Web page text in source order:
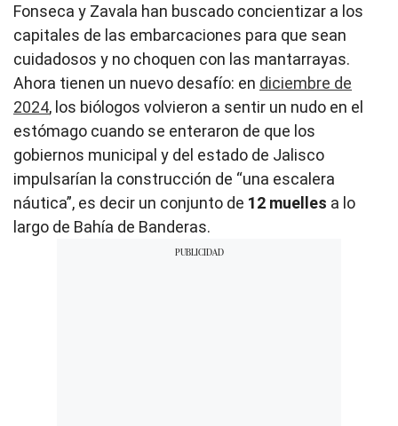
Fonseca y Zavala han buscado concientizar a los
capitales de las embarcaciones para que sean
cuidadosos y no choquen con las mantarrayas.
Ahora tienen un nuevo desafío: en diciembre de
2024, los biólogos volvieron a sentir un nudo en el
estómago cuando se enteraron de que los
gobiernos municipal y del estado de Jalisco
impulsarían la construcción de “una escalera
náutica”, es decir un conjunto de 12 muelles a lo
largo de Bahía de Banderas.